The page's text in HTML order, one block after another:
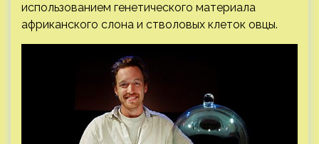
использованием генетического материала
африканского слона и стволовых клеток овцы.